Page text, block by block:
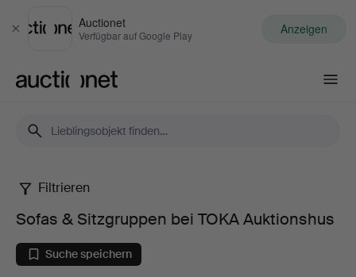
Schließen
Auctionet
Verfügbar auf Google Play Anzeigen
Sofas
Filtrieren
Sofas & Sitzgruppen bei TOKA Auktionshus
Suche speichern